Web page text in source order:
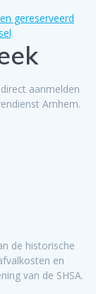
gereserveerd
.
aanmelden
Arnhem.
de historische
en
van de SHSA.